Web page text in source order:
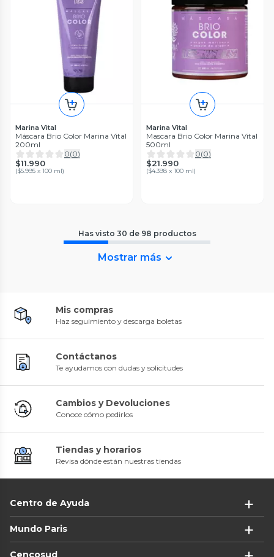
Marina Vital
Máscara Brio Color Marina Vital
200ml
0(0)
$11.990
($5.995 x 100 ml)
Marina Vital
Mascara Brio Color Marina Vital
500ml
0(0)
$21.990
($4.398 x 100 ml)
Has visto 30 de 98 productos
Mostrar más
Mis compras
Haz seguimiento y descarga boletas
Contáctanos
Te ayudamos con dudas y solicitudes
Cambios y Devoluciones
Conoce cómo pedirlos
Tiendas y horarios
Revisa dónde están nuestras tiendas
Centro de Ayuda
Mundo Paris